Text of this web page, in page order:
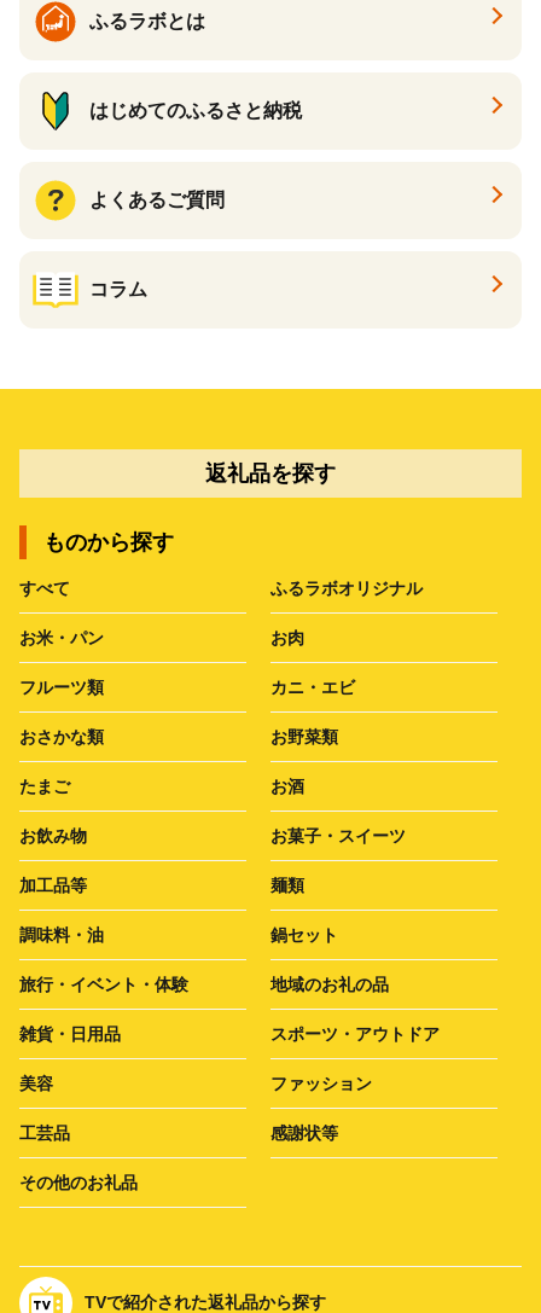
ふるラボとは
はじめてのふるさと納税
よくあるご質問
コラム
返礼品を探す
ものから探す
すべて ふるラボオリジナル
お米・パン お肉
フルーツ類 カニ・エビ
おさかな類 お野菜類
たまご お酒
お飲み物 お菓子・スイーツ
加工品等 麺類
調味料・油 鍋セット
旅行・イベント・体験 地域のお礼の品
雑貨・日用品 スポーツ・アウトドア
美容 ファッション
工芸品 感謝状等
その他のお礼品
TVで紹介された返礼品から探す